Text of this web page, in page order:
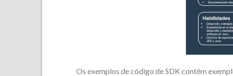
Os exemplos de código de SDK contêm